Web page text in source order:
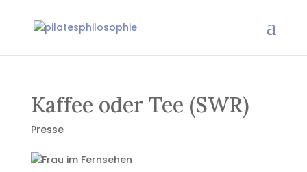
Kaffee oder Tee (SWR)
Presse